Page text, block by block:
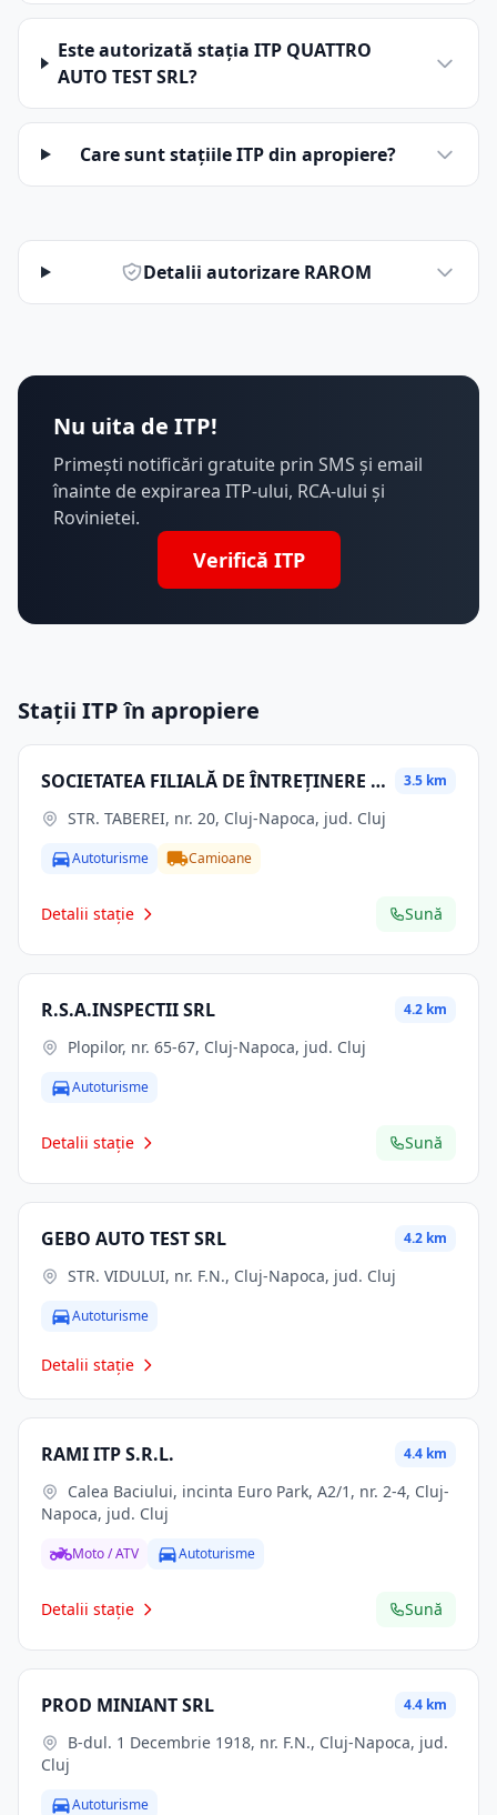
Este autorizată stația ITP QUATTRO
AUTO TEST SRL?
Care sunt stațiile ITP din apropiere?
Detalii autorizare RAROM
Nu uita de ITP!
Primești notificări gratuite prin SMS și email
înainte de expirarea ITP-ului, RCA-ului și
Rovinietei.
Verifică ITP
Stații ITP în apropiere
SOCIETATEA FILIALĂ DE ÎNTREȚINERE ȘI SERVICII ENERGETICE " ELECTRICA SERV " S.A. 3.5 km
STR. TABEREI, nr. 20, Cluj-Napoca, jud. Cluj
Autoturisme Camioane
Detalii stație Sună
R.S.A.INSPECTII SRL 4.2 km
Plopilor, nr. 65-67, Cluj-Napoca, jud. Cluj
Autoturisme
Detalii stație Sună
GEBO AUTO TEST SRL 4.2 km
STR. VIDULUI, nr. F.N., Cluj-Napoca, jud. Cluj
Autoturisme
Detalii stație
RAMI ITP S.R.L. 4.4 km
Napoca, jud. Cluj
Moto / ATV Autoturisme
Detalii stație Sună
PROD MINIANT SRL 4.4 km
Cluj
Autoturisme